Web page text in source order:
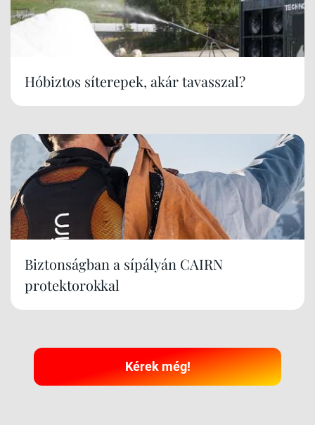
Hóbiztos síterepek, akár tavasszal?
Biztonságban a sípályán CAIRN
protektorokkal
Kérek még!